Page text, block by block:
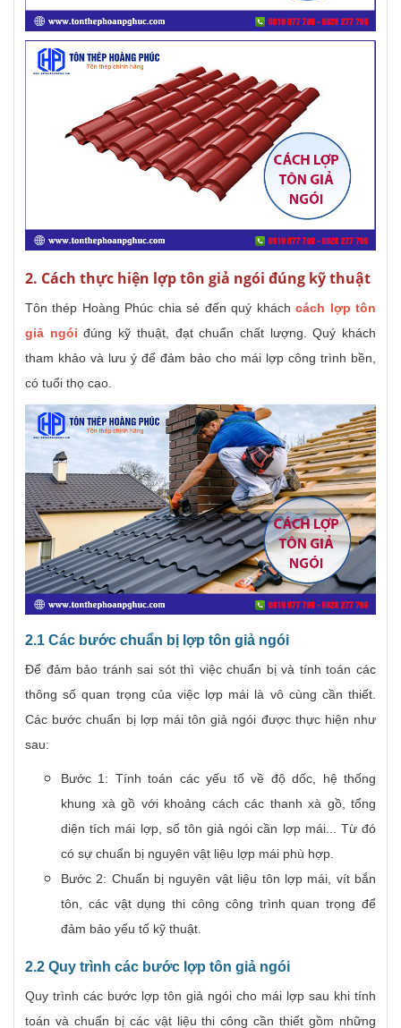
2. Cách thực hiện lợp tôn giả ngói đúng kỹ thuật
Tôn thép Hoàng Phúc chia sẻ đến quý kháchcách lợp tôn
giả ngói đúng kỹ thuật, đạt chuẩn chất lượng. Quý khách
tham khảo và lưu ý để đảm bảo cho mái lợp công trình bền,
có tuổi thọ cao.
2.1 Các bước chuẩn bị lợp tôn giả ngói
Để đảm bảo tránh sai sót thì việc chuẩn bị và tính toán các
thông số quan trọng của việc lợp mái là vô cùng cần thiết.
Các bước chuẩn bị lợp mái tôn giả ngói được thực hiện như
sau:
Bước 1: Tính toán các yếu tố về độ dốc, hệ thống
khung xà gồ với khoảng cách các thanh xà gồ, tổng
diện tích mái lợp, số tôn giả ngói cần lợp mái... Từ đó
có sự chuẩn bị nguyên vật liệu lợp mái phù hợp.
Bước 2: Chuẩn bị nguyên vật liệu tôn lợp mái, vít bắn
tôn, các vật dụng thi công công trình quan trọng để
đảm bảo yếu tố kỹ thuật.
2.2 Quy trình các bước lợp tôn giả ngói
Quy trình các bước lợp tôn giả ngói cho mái lợp sau khi tính
toán và chuẩn bị các vật liệu thi công cần thiết gồm những